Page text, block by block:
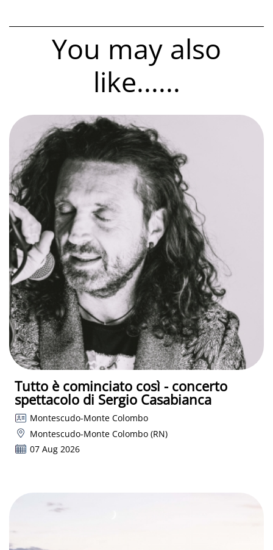
You may also
like......
Tutto è cominciato così - concerto
spettacolo di Sergio Casabianca
Montescudo-Monte Colombo
Montescudo-Monte Colombo (RN)
07 Aug 2026